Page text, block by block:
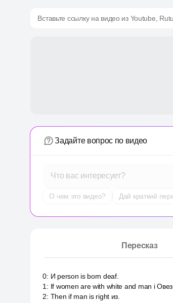
Вставьте ссылку на видео из Youtube,
Задайте вопрос по видео
Что вас интересует?
О чем это видео? Дай краткий
Пересказ
0: И person is born deaf.
1 : If women are with white and man i Овез
2: Then if man is right из.